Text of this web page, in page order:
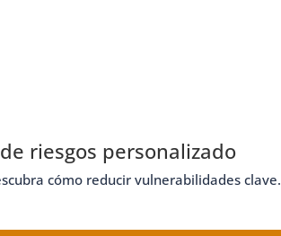
riesgos personalizado
cómo reducir vulnerabilidades clave.